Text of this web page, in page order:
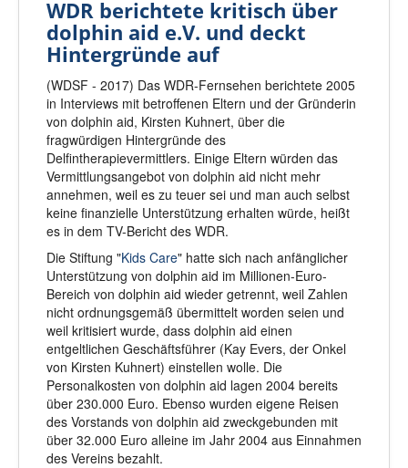
WDR berichtete kritisch über
dolphin aid e.V. und deckt
Hintergründe auf
(WDSF - 2017) Das WDR-Fernsehen berichtete 2005
in Interviews mit betroffenen Eltern und der Gründerin
von dolphin aid, Kirsten Kuhnert, über die
fragwürdigen Hintergründe des
Delfintherapievermittlers. Einige Eltern würden das
Vermittlungsangebot von dolphin aid nicht mehr
annehmen, weil es zu teuer sei und man auch selbst
keine finanzielle Unterstützung erhalten würde, heißt
es in dem TV-Bericht des WDR.
Die Stiftung "Kids Care" hatte sich nach anfänglicher
Unterstützung von dolphin aid im Millionen-Euro-
Bereich von dolphin aid wieder getrennt, weil Zahlen
nicht ordnungsgemäß übermittelt worden seien und
weil kritisiert wurde, dass dolphin aid einen
entgeltlichen Geschäftsführer (Kay Evers, der Onkel
von Kirsten Kuhnert) einstellen wolle. Die
Personalkosten von dolphin aid lagen 2004 bereits
über 230.000 Euro. Ebenso wurden eigene Reisen
des Vorstands von dolphin aid zweckgebunden mit
über 32.000 Euro alleine im Jahr 2004 aus Einnahmen
des Vereins bezahlt.